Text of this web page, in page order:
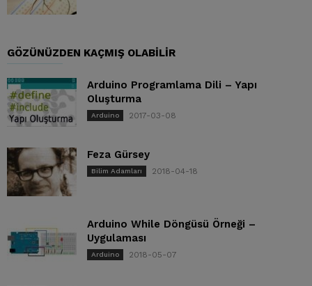
GÖZÜNÜZDEN KAÇMIŞ OLABILIR
Arduino Programlama Dili – Yapı
Oluşturma
Arduino 2017-03-08
Feza Gürsey
Bilim Adamları 2018-04-18
Arduino While Döngüsü Örneği –
Uygulaması
Arduino 2018-05-07